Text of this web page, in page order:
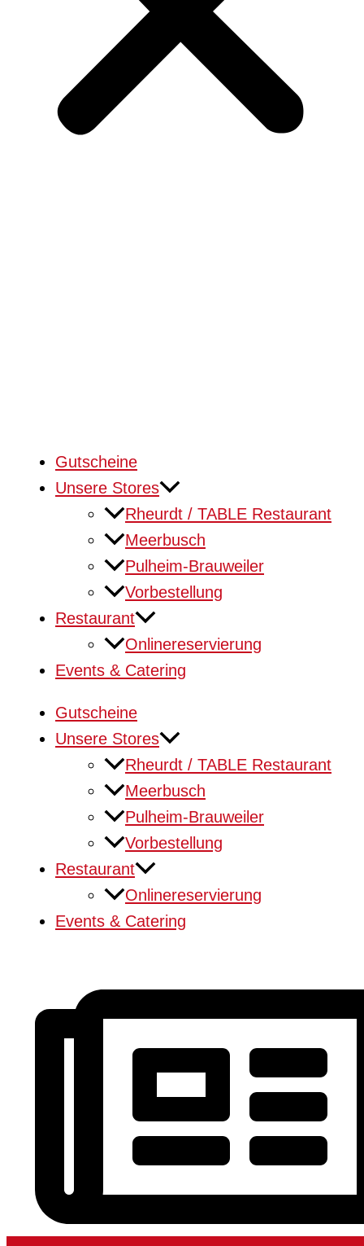
Gutscheine
Unsere Stores
Rheurdt / TABLE Restaurant
Meerbusch
Pulheim-Brauweiler
Vorbestellung
Restaurant
Onlinereservierung
Events & Catering
Gutscheine
Unsere Stores
Rheurdt / TABLE Restaurant
Meerbusch
Pulheim-Brauweiler
Vorbestellung
Restaurant
Onlinereservierung
Events & Catering